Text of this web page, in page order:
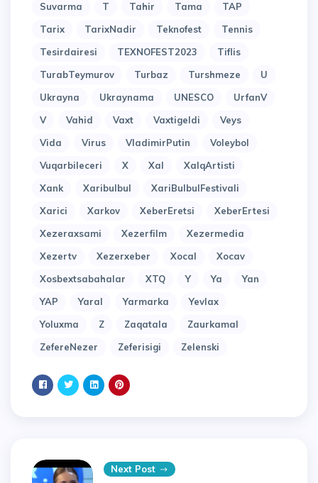
Suvarma
T Tahir Tama
TAP
Tarix
TarixNadir Teknofest
Tennis
Tesirdairesi
TEXNOFEST2023
Tiflis
TurabTeymurov
Turbaz Turshmeze
U
Ukrayna
Ukraynama UNESCO
UrfanV
V
Vahid Vaxt Vaxtigeldi
Veys
Vida
Virus VladimirPutin
Voleybol
Vuqarbileceri
X Xal
XalqArtisti
Xank
Xaribulbul
XariBulbulFestivali
Xarici
Xarkov XeberEretsi
XeberErtesi
Xezeraxsami
Xezerfilm
Xezermedia
Xezertv
Xezerxeber Xocal
Xocav
Xosbextsabahalar
XTQ Y Ya
Yan
YAP
Yaral Yarmarka
Yevlax
Yoluxma
Z Zaqatala
Zaurkamal
ZefereNezer
Zeferisigi Zelenski
Next Post